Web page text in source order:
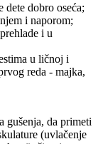
dete dobro oseća;
i naporom;
i u
u ličnoj i
reda - majka,
gušenja, da primeti
(uvlačenje